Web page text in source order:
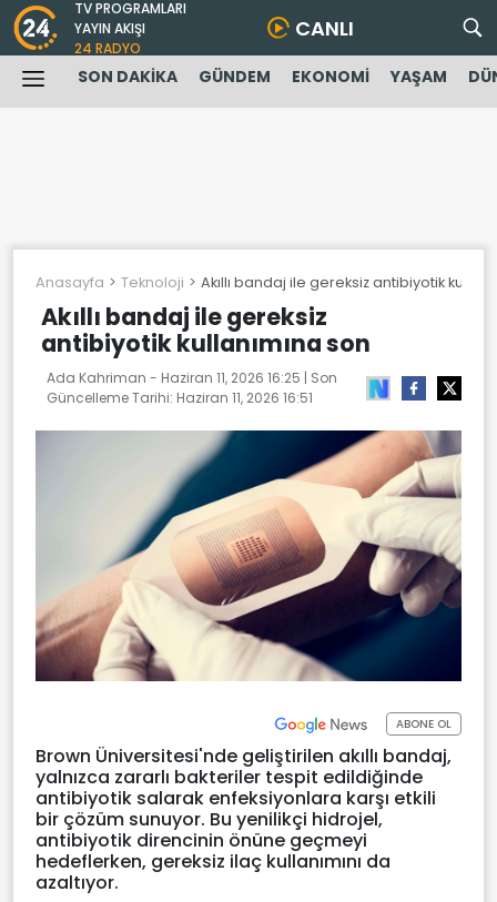
TV PROGRAMLARI
YAYIN AKIŞI
24 RADYO
CANLI
SON DAKİKA GÜNDEM EKONOMİ YAŞAM
Anasayfa Teknoloji Akıllı bandaj ile gereksiz antibiyotik
Akıllı bandaj ile gereksiz
antibiyotik kullanımına son
Ada Kahriman - Haziran 11, 2026 16:25 | Son
Güncelleme Tarihi: Haziran 11, 2026 16:51
ABONE OL
Brown Üniversitesi'nde geliştirilen akıllı bandaj,
yalnızca zararlı bakteriler tespit edildiğinde
antibiyotik salarak enfeksiyonlara karşı etkili
bir çözüm sunuyor. Bu yenilikçi hidrojel,
antibiyotik direncinin önüne geçmeyi
hedeflerken, gereksiz ilaç kullanımını da
azaltıyor.